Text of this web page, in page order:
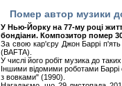
Помер автор музики
У Нью-Йорку на 77-му році
бондіани. Композитор помер
За свою кар'єру Джон Баррі п'ять
(BAFTA).
У числі його робіт музика до
Іншими відомими роботами Баррі
з вовками" (1990).